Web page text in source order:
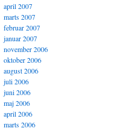
april 2007
marts 2007
februar 2007
januar 2007
november 2006
oktober 2006
august 2006
juli 2006
juni 2006
maj 2006
april 2006
marts 2006